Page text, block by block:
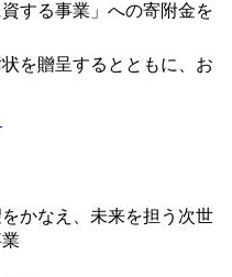
する事業」への寄附金を
を贈呈するとともに、お
かなえ、未来を担う次世